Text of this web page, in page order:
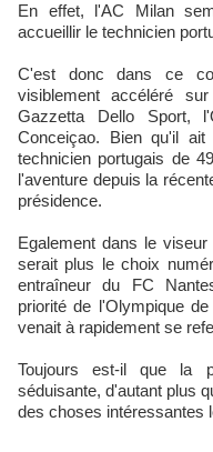
En effet, l'AC Milan
accueillir le technicien
C'est donc dans ce
visiblement accéléré
Gazzetta Dello Sport,
Conceiçao. Bien qu'il
technicien portugais de
l'aventure depuis la
présidence.
Egalement dans le
serait plus le choix
entraîneur du FC
priorité de l'Olympique
venait à rapidement se
Toujours est-il que la
séduisante, d'autant plus
des choses intéressantes